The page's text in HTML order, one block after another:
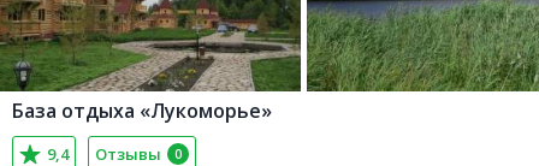
База отдыха «Лукоморье»
9,4 Отзывы 0